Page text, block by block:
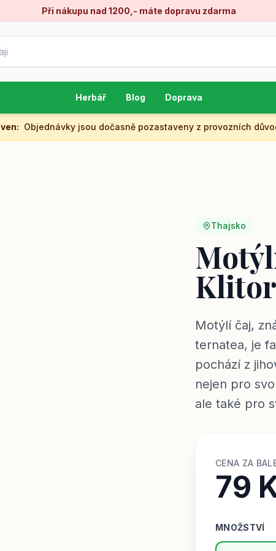
Při nákupu nad 1200,- máte dopravu zdarma
Herbář Blog Doprava
: Objednávky jsou dočasně pozastaveny z provozních
Thajsko
Motýlí čaj,
ternatea, je
pochází z
nejen pro
ale také pro
CENA ZA
79
MNOŽSTVÍ